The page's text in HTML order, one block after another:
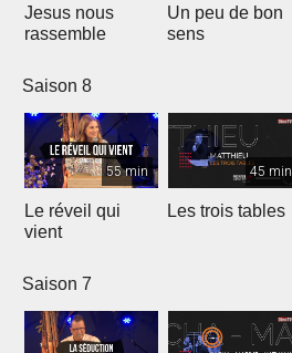
Jesus nous
rassemble
Un peu de bon
sens
Saison 8
55 min
Le réveil qui
vient
45 min
Les trois tables
Saison 7